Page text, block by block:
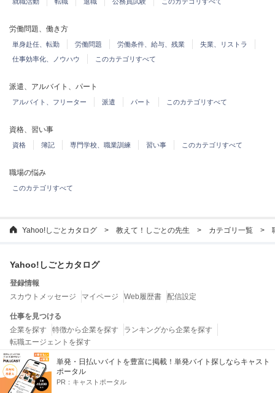
労働問題、働き方
単身赴任、転勤 労働問題 労働条件、給与、残業
失業、リストラ
仕事効率化、ノウハウ
このカテゴリすべて
派遣、アルバイト、パート
アルバイト、フリーター 派遣 パート このカテゴリすべて
資格、習い事
資格 簿記 専門学校、職業訓練 習い事 このカテゴリすべて
職場の悩み
このカテゴリすべて
Yahoo!しごとカタログ 教えて！しごとの先生 カテゴリ一覧
単発・日払いバイトを豊富に掲載！単発バイト探しならキャスト
ポータル
PR： キャストポータル
Yahoo!しごとカタログ
登録情報
スカウトメッセージ
マイページ Web履歴書 配信設定
仕事を見つける
企業を探す
特徴から企業を探す
ランキングから企業を探す
転職エージェントを探す
お役立ちコンテンツ
教えて！しごとの先生
特集一覧